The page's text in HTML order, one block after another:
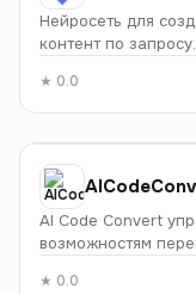
Нейросеть для
контент по запросу.
★ 0.0
AI Code Convert
возможностям
★ 0.0